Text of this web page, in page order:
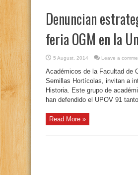
Denuncian
feria OGM en la
5 August, 2014 Leave a
Académicos de la Facultad de
Semillas Hortícolas, invitan a
Historia. Este grupo de
han defendido el UPOV 91
Read More »